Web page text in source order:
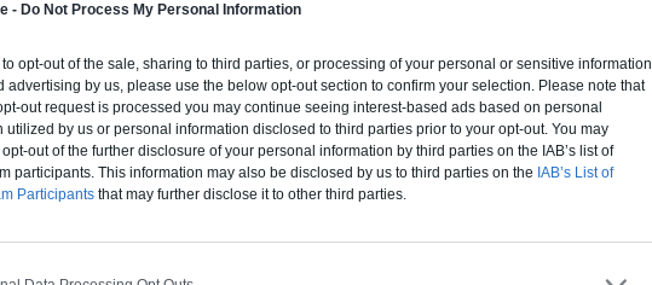
- Do Not Process My Personal Information
to opt-out of the sale, sharing to third parties, or processing of your personal or sensitive information
advertising by us, please use the below opt-out section to confirm your selection. Please note that
out request is processed you may continue seeing interest-based ads based on personal
utilized by us or personal information disclosed to third parties prior to your opt-out. You may
out of the further disclosure of your personal information by third parties on the IAB’s list of
participants. This information may also be disclosed by us to third parties on the IAB’s List of
Participants that may further disclose it to other third parties.